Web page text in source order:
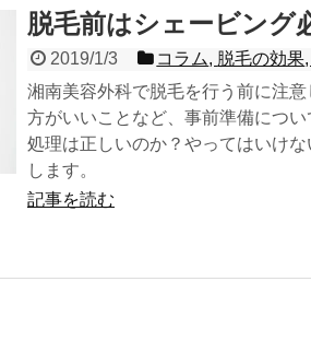
脱毛前はシェービング
2019/1/3 コラム, 脱毛の効果,
湘南美容外科で脱毛を行う前に注
方がいいことなど、事前準備につ
処理は正しいのか？やってはいけ
します。
記事を読む